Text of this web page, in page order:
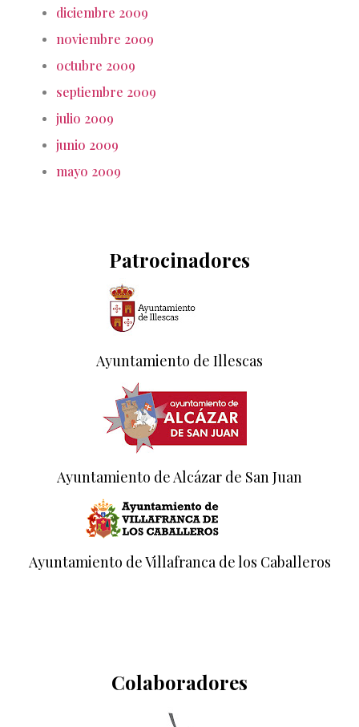
diciembre 2009
noviembre 2009
octubre 2009
septiembre 2009
julio 2009
junio 2009
mayo 2009
Patrocinadores
Ayuntamiento de Illescas
Ayuntamiento de Alcázar de San Juan
Ayuntamiento de Villafranca de los Caballeros
Colaboradores